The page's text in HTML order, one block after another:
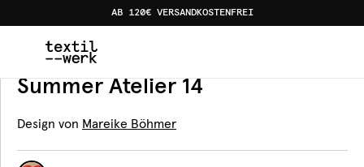
AB 120€ VERSANDKOSTENFREI
Produkte Kissen Summer Atelier 14
Kissen
Summer Atelier 14
Design von Mareike Böhmer